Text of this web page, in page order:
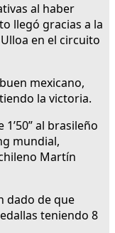
al haber
llegó gracias a la
en el circuito
mexicano,
la victoria.
al brasileño
mundial,
Martín
dado de que
teniendo 8